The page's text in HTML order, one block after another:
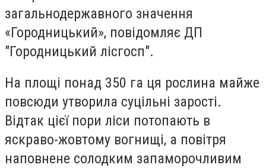
загальнодержавного значення
«Городницький», повідомляє ДП
"Городницький лісгосп".
На площі понад 350 га ця рослина майже
повсюди утворила суцільні зарості.
Відтак цієї пори ліси потопають в
яскраво-жовтому вогнищі, а повітря
наповнене солодким запаморочливим